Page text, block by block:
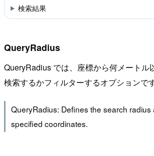
検索結果
QueryRadius
QueryRadius では、座標から何メートル
検索するかフィルターするオプションです
QueryRadius: Defines the search radius
specified coordinates.